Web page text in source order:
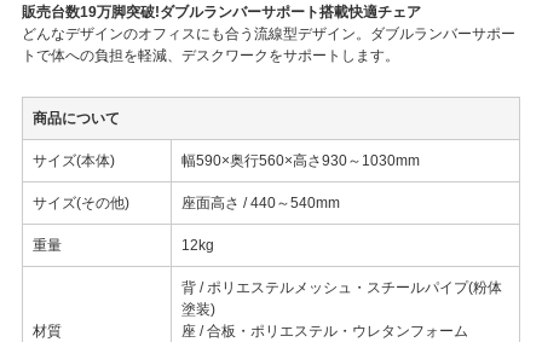
販売台数19万脚突破!ダブルランバーサポート搭載快適チェア
どんなデザインのオフィスにも合う流線型デザイン。ダブルランバーサポー
トで体への負担を軽減、デスクワークをサポートします。
商品について
サイズ(本体) 幅590×奥行560×高さ930～1030mm
サイズ(その他) 座面高さ / 440～540mm
重量 12kg
材質
背 / ポリエステルメッシュ・スチールパイプ(粉体
塗装)
座 / 合板・ポリエステル・ウレタンフォーム